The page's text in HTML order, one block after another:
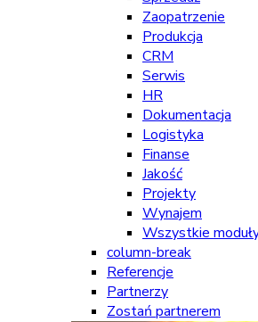
Zaopatrzenie
Produkcja
CRM
Serwis
HR
Dokumentacja
Logistyka
Finanse
Jakość
Projekty
Wynajem
Wszystkie
column-break
Referencje
Partnerzy
Zostań partnerem